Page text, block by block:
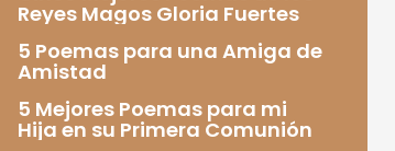
Reyes Magos Gloria Fuertes
5 Poemas para una Amiga de
Amistad
5 Mejores Poemas para mi
Hija en su Primera Comunión